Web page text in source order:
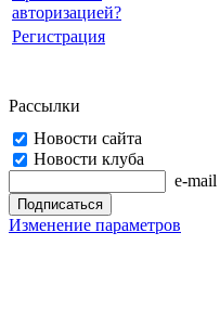
авторизацией?
Регистрация
Рассылки
Новости сайта
Новости клуба
e-mail
Изменение параметров